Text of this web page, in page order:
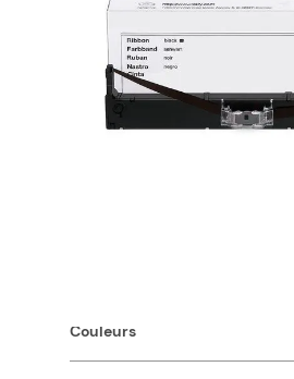
Le Ruban d'origine Tally
Pour votre imprimante
imprim-encre.com vous
Couleurs